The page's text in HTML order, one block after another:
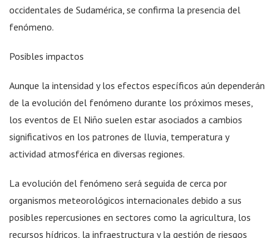
occidentales de Sudamérica, se confirma la presencia del
fenómeno.
Posibles impactos
Aunque la intensidad y los efectos específicos aún dependerán
de la evolución del fenómeno durante los próximos meses,
los eventos de El Niño suelen estar asociados a cambios
significativos en los patrones de lluvia, temperatura y
actividad atmosférica en diversas regiones.
La evolución del fenómeno será seguida de cerca por
organismos meteorológicos internacionales debido a sus
posibles repercusiones en sectores como la agricultura, los
recursos hídricos, la infraestructura y la gestión de riesgos